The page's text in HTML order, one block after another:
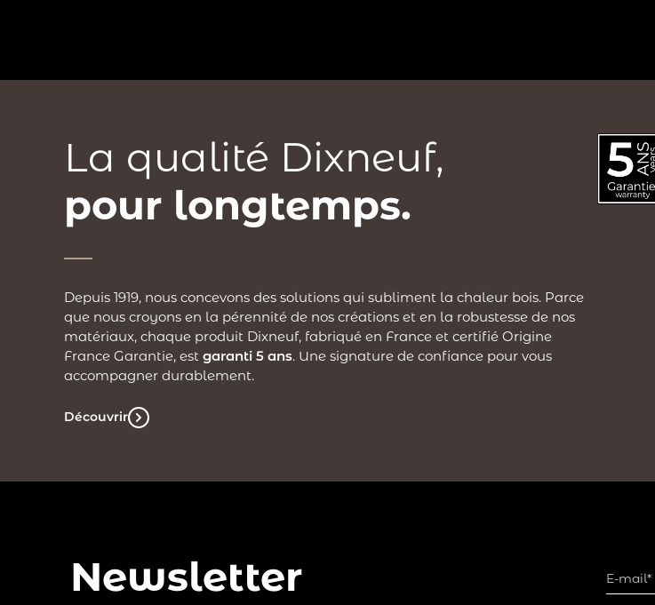
La qualité Dixneuf,
pour longtemps.
Depuis 1919, nous concevons des solutions qui subliment la chaleur bois. Parce
que nous croyons en la pérennité de nos créations et en la robustesse de nos
matériaux, chaque produit Dixneuf, fabriqué en France et certifié Origine
France Garantie, est garanti 5 ans. Une signature de confiance pour vous
accompagner durablement.
Découvrir
Newsletter